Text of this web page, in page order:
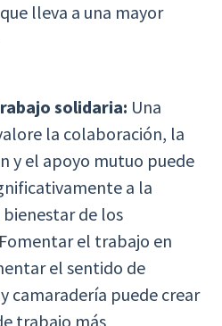
lleva a una mayor
solidaria: Una
la colaboración, la
y el apoyo mutuo puede
a la
de los
el trabajo en
el sentido de
camaradería puede crear
trabajo más